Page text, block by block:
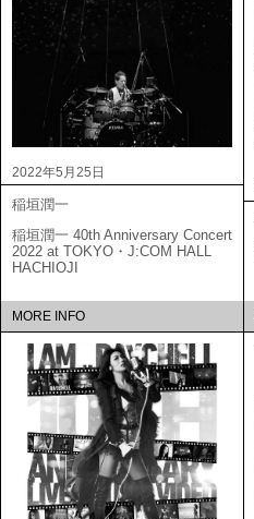
2022年5月25日
稲垣潤一
稲垣潤一 40th Anniversary Concert
2022 at TOKYO・J:COM HALL
HACHIOJI
MORE INFO